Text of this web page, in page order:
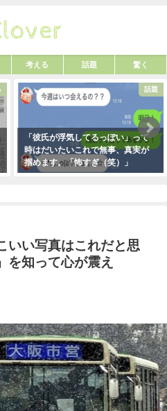
考える 話題 驚く
話題
「彼氏が浮気してるっぽい」って
時はだいたいこれで無事、真実が
掴めます。「怖すぎ（笑）」
いい写真はこれだと思
を知って心が震え